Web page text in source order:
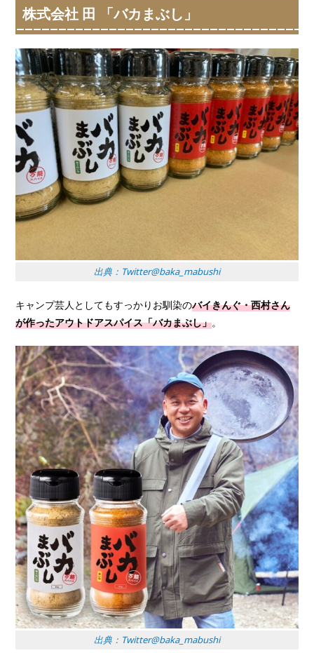
株式会社 田 「バカまぶし」
出典：Twitter@baka_mabushi
キャンプ芸人としてもすっかりお馴染のバイきんぐ・西村さん
が作ったアウトドアスパイス「バカまぶし」。
出典：Twitter@baka_mabushi